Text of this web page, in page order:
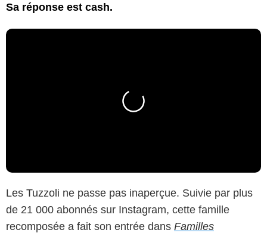
Sa réponse est cash.
Les Tuzzoli ne passe pas inaperçue. Suivie par plus
de 21 000 abonnés sur Instagram, cette famille
recomposée a fait son entrée dans Familles